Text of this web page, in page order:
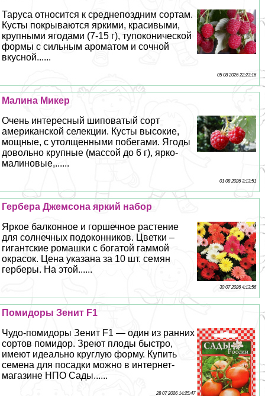
Таруса относится к среднепоздним сортам.
Кусты покрываются яркими, красивыми,
крупными ягодами (7-15 г), тупоконической
формы с сильным ароматом и сочной
вкусной......
05 08 2026 22:23:16
Малина Микер
Очень интересный шиповатый сорт
американской селекции. Кусты высокие,
мощные, с утолщенными побегами. Ягоды
довольно крупные (массой до 6 г), ярко-
малиновые,......
01 08 2026 3:13:51
Гербера Джемсона яркий набор
Яркое балконное и горшечное растение
для солнечных подоконников. Цветки –
гигантские ромашки с богатой гаммой
окрасок. Цена указана за 10 шт. семян
герберы. На этой......
30 07 2026 4:13:56
Помидоры Зенит F1
Чудо-помидоры Зенит F1 — один из ранних
сортов помидор. Зреют плоды быстро,
имеют идеально круглую форму. Купить
семена для посадки можно в интернет-
магазине НПО Сады......
28 07 2026 14:25:47